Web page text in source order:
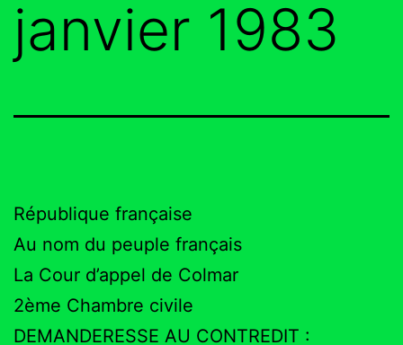
janvier 1983
République française
Au nom du peuple français
La Cour d’appel de Colmar
2ème Chambre civile
DEMANDERESSE AU CONTREDIT :